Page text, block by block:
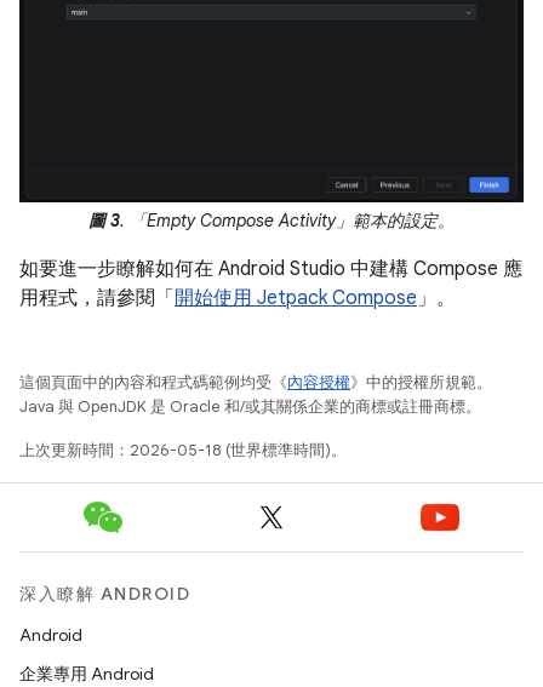
圖 3. 「Empty Compose Activity」範本的設定。
如要進一步瞭解如何在 Android Studio 中建構 Compose 應
用程式，請參閱「 開始使用 Jetpack Compose」。
這個頁面中的內容和程式碼範例均受《內容授權》中的授權所規範。
Java 與 OpenJDK 是 Oracle 和/或其關係企業的商標或註冊商標。
上次更新時間：2026-05-18 (世界標準時間)。
深入瞭解 ANDROID
Android
企業專用 Android